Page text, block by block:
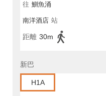
往 鰂魚涌
南洋酒店 站
距離 30m
新巴
H1A